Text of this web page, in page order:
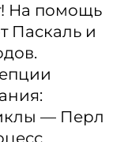
На помощь
Паскаль и
— Перл